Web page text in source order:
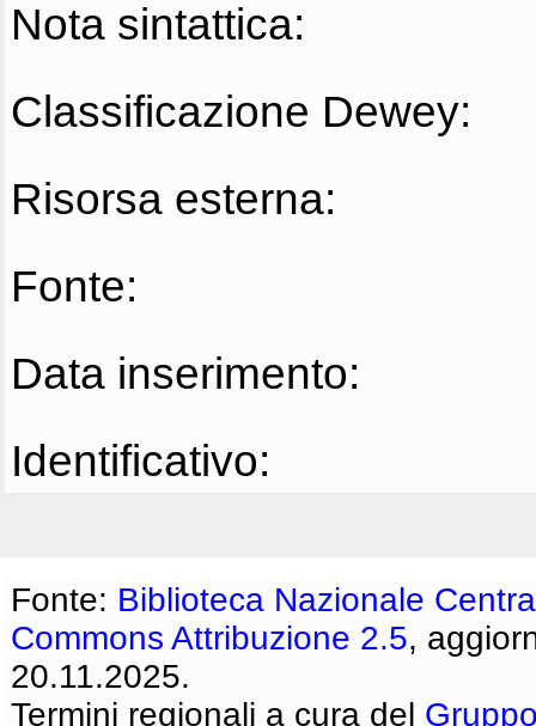
Nota sintattica:
Classificazione Dewey:
Risorsa esterna:
Fonte:
Data inserimento:
Identificativo:
Fonte: Biblioteca Nazionale
Commons Attribuzione 2.5,
20.11.2025.
Termini regionali a cura del